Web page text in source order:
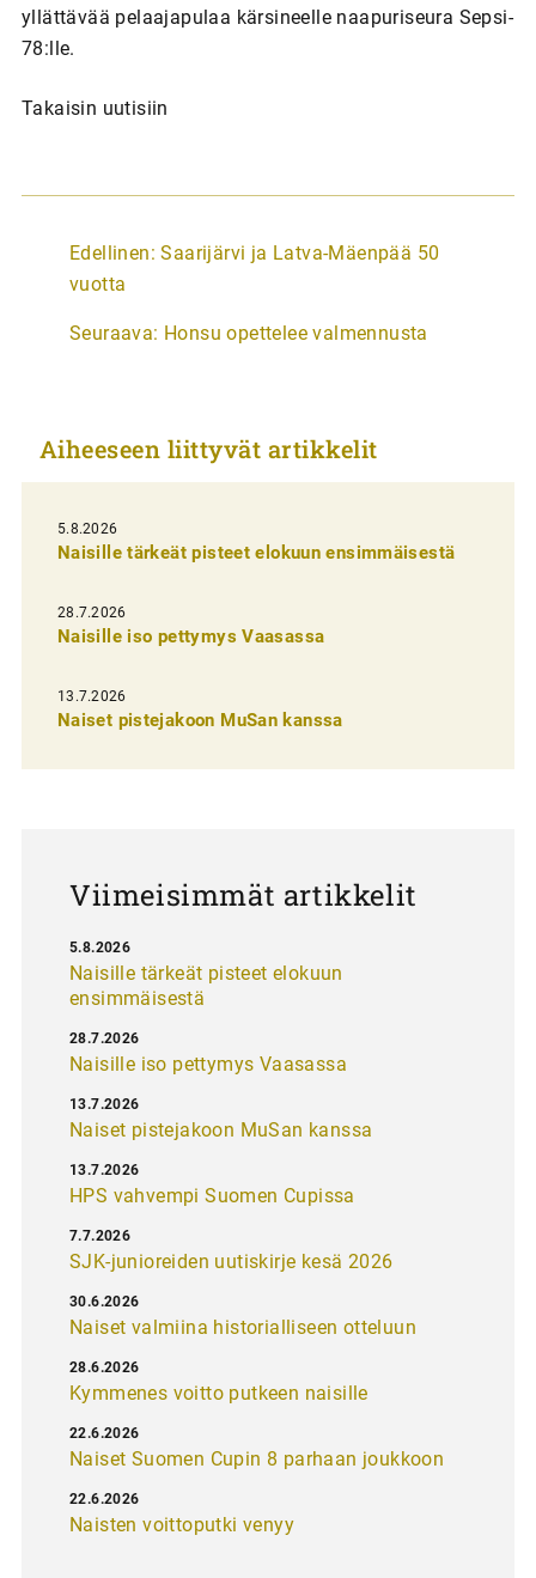
yllättävää pelaajapulaa kärsineelle naapuriseura Sepsi-
78:lle.
Takaisin uutisiin
A
r
i
e
i
e
n
s
e
l
Edellinen: Saarijärvi ja Latva-Mäenpää 50
vuotta
Seuraava: Honsu opettelee valmennusta
Aiheeseen liittyvät artikkelit
5.8.2026
Naisille tärkeät pisteet elokuun ensimmäisestä
28.7.2026
Naisille iso pettymys Vaasassa
13.7.2026
Naiset pistejakoon MuSan kanssa
Viimeisimmät artikkelit
Naisille tärkeät pisteet elokuun
ensimmäisestä
5.8.2026
Naisille iso pettymys Vaasassa
28.7.2026
Naiset pistejakoon MuSan kanssa
13.7.2026
HPS vahvempi Suomen Cupissa
13.7.2026
SJK-junioreiden uutiskirje kesä 2026
7.7.2026
Naiset valmiina historialliseen otteluun
30.6.2026
Kymmenes voitto putkeen naisille
28.6.2026
Naiset Suomen Cupin 8 parhaan joukkoon
22.6.2026
Naisten voittoputki venyy
22.6.2026